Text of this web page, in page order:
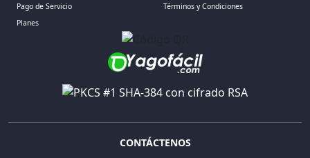
Pago de Servicio
Planes
Términos y Condiciones
CONTÁCTENOS